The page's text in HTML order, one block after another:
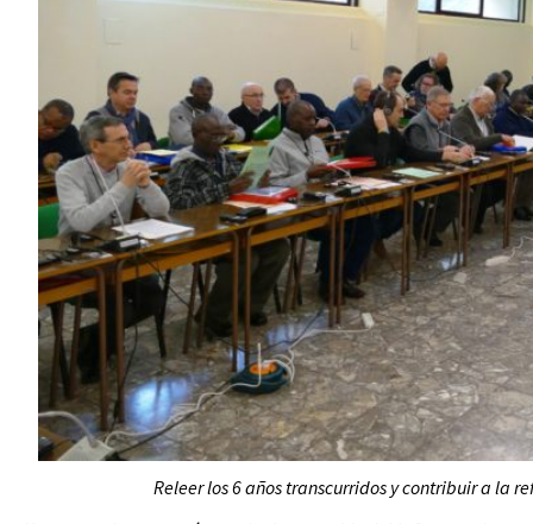
Releer los 6 años transcurridos y contribuir a la